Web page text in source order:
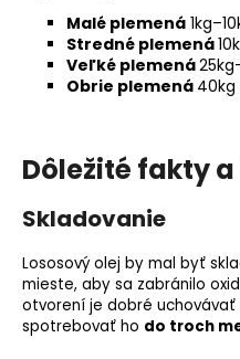
Malé plemená
Stredné plemená
Veľké plemená
Obrie plemená
Dôležité fakty
Skladovanie
Lososový olej by mal byť
mieste, aby sa zabránilo
otvorení je dobré uchovávať
spotrebovať ho do troch